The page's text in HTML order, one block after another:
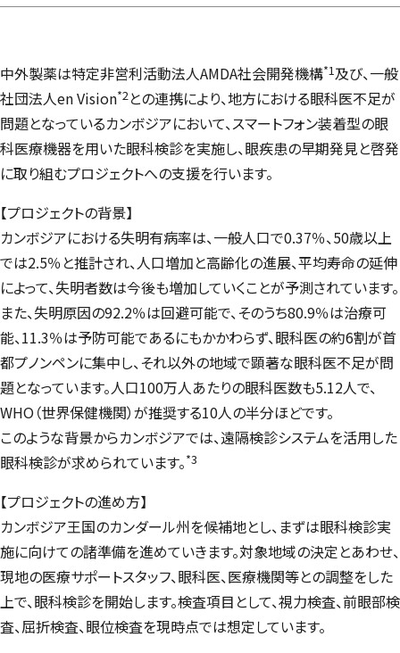
中外製薬は特定非営利活動法人AMDA社会開発機構*1及び、一般
社団法人en Vision*2との連携により、地方における眼科医不足が
問題となっているカンボジアにおいて、スマートフォン装着型の眼
科医療機器を用いた眼科検診を実施し、眼疾患の早期発見と啓発
に取り組むプロジェクトへの支援を行います。
【プロジェクトの背景】
カンボジアにおける失明有病率は、一般人口で0.37％、50歳以上
では2.5％と推計され、人口増加と高齢化の進展、平均寿命の延伸
によって、失明者数は今後も増加していくことが予測されています。
また、失明原因の92.2％は回避可能で、そのうち80.9％は治療可
能、11.3％は予防可能であるにもかかわらず、眼科医の約6割が首
都プノンペンに集中し、それ以外の地域で顕著な眼科医不足が問
題となっています。人口100万人あたりの眼科医数も5.12人で、
WHO（世界保健機関）が推奨する10人の半分ほどです。
このような背景からカンボジアでは、遠隔検診システムを活用した
眼科検診が求められています。*3
【プロジェクトの進め方】
カンボジア王国のカンダール州を候補地とし、まずは眼科検診実
施に向けての諸準備を進めていきます。対象地域の決定とあわせ、
現地の医療サポートスタッフ、眼科医、医療機関等との調整をした
上で、眼科検診を開始します。検査項目として、視力検査、前眼部検
査、屈折検査、眼位検査を現時点では想定しています。